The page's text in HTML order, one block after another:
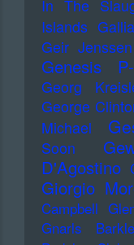
In The
Islands
Geir Jenssen
Genesis
Georg
George
Michael
Soon
D'Agostino
Giorgio
Campbell
Gnarls